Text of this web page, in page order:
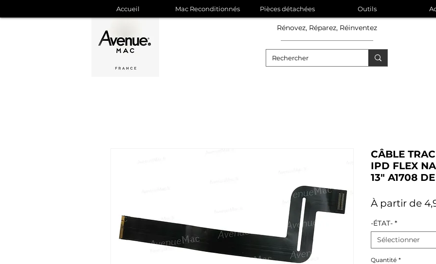
Rénovez, Réparez, Réinventez
Accueil Mac Reconditionnés Pièces détachées Outils
CÂBLE
IPD FLEX
13" A1708
À partir de
-ÉTAT- *
Sélectionner
Quantité *